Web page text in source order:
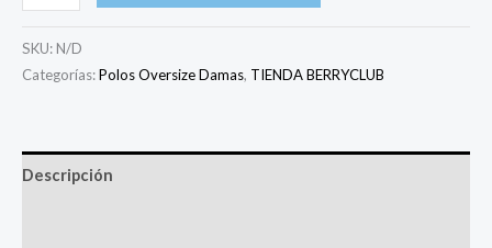
SKU: N/D
Categorías:Polos Oversize Damas, TIENDA BERRYCLUB
Descripción